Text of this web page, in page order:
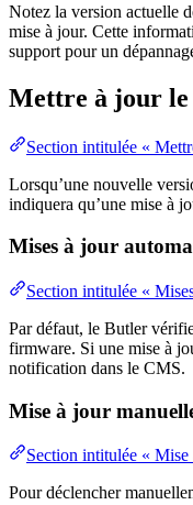
Notez la version actuelle
mise à jour. Cette
support pour un
Mettre à jour
Section intitulée «
Lorsqu’une nouvelle
indiquera qu’une mise à
Mises à jour
Section intitulée «
Par défaut, le Butler
firmware. Si une mise à
notification dans le CMS.
Mise à jour
Section intitulée «
Pour déclencher